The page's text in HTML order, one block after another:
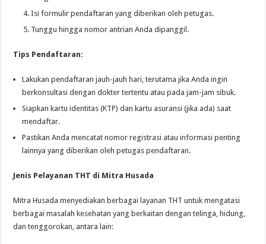
Isi formulir pendaftaran yang diberikan oleh petugas.
Tunggu hingga nomor antrian Anda dipanggil.
Tips Pendaftaran:
Lakukan pendaftaran jauh-jauh hari, terutama jika Anda ingin
berkonsultasi dengan dokter tertentu atau pada jam-jam sibuk.
Siapkan kartu identitas (KTP) dan kartu asuransi (jika ada) saat
mendaftar.
Pastikan Anda mencatat nomor registrasi atau informasi penting
lainnya yang diberikan oleh petugas pendaftaran.
Jenis Pelayanan THT di Mitra Husada
Mitra Husada menyediakan berbagai layanan THT untuk mengatasi
berbagai masalah kesehatan yang berkaitan dengan telinga, hidung,
dan tenggorokan, antara lain: